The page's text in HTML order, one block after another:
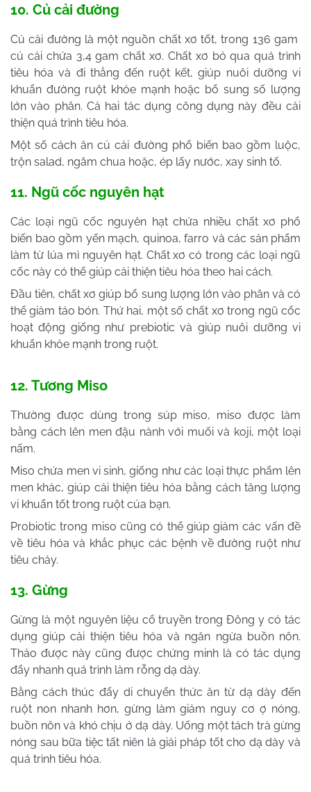
10. Củ cải đường
Củ cải đường là một nguồn chất xơ tốt, trong 136 gam
củ cải chứa 3,4 gam chất xơ. Chất xơ bỏ qua quá trình
tiêu hóa và đi thẳng đến ruột kết, giúp nuôi dưỡng vi
khuẩn đường ruột khỏe mạnh hoặc bổ sung số lượng
lớn vào phân. Cả hai tác dụng công dụng này đều cải
thiện quá trình tiêu hóa.
Một số cách ăn củ cải đường phổ biến bao gồm luộc,
trộn salad, ngâm chua hoặc, ép lấy nước, xay sinh tố.
11. Ngũ cốc nguyên hạt
Các loại ngũ cốc nguyên hạt chứa nhiều chất xơ phổ
biến bao gồm yến mạch, quinoa, farro và các sản phẩm
làm từ lúa mì nguyên hạt. Chất xơ có trong các loại ngũ
cốc này có thể giúp cải thiện tiêu hóa theo hai cách.
Đầu tiên, chất xơ giúp bổ sung lượng lớn vào phân và có
thể giảm táo bón. Thứ hai, một số chất xơ trong ngũ cốc
hoạt động giống như prebiotic và giúp nuôi dưỡng vi
khuẩn khỏe mạnh trong ruột.
12. Tương Miso
Thường được dùng trong súp miso, miso được làm
bằng cách lên men đậu nành với muối và koji, một loại
nấm.
Miso chứa men vi sinh, giống như các loại thực phẩm lên
men khác, giúp cải thiện tiêu hóa bằng cách tăng lượng
vi khuẩn tốt trong ruột của bạn.
Probiotic trong miso cũng có thể giúp giảm các vấn đề
về tiêu hóa và khắc phục các bệnh về đường ruột như
tiêu chảy.
13. Gừng
Gừng là một nguyên liệu cổ truyền trong Đông y có tác
dụng giúp cải thiện tiêu hóa và ngăn ngừa buồn nôn.
Thảo được này cũng được chứng minh là có tác dụng
đẩy nhanh quá trình làm rỗng dạ dày.
Bằng cách thúc đẩy di chuyển thức ăn từ dạ dày đến
ruột non nhanh hơn, gừng làm giảm nguy cơ ợ ​​nóng,
buồn nôn và khó chịu ở dạ dày. Uống một tách trà gừng
nóng sau bữa tiệc tất niên là giải pháp tốt cho dạ dày và
quá trình tiêu hóa.